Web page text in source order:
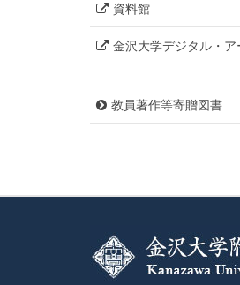
資料館
金沢大学デジタル・
教員著作等寄贈図書